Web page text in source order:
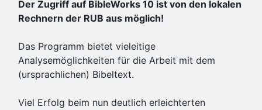
Der Zugriff auf BibleWorks 10 ist von den lokalen
Rechnern der RUB aus möglich!
Das Programm bietet vieleitige
Analysemöglichkeiten für die Arbeit mit dem
(ursprachlichen) Bibeltext.
Viel Erfolg beim nun deutlich erleichterten